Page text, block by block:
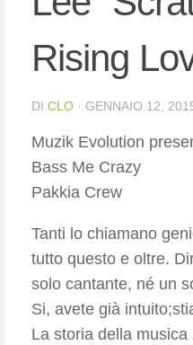
Rising
DI CLO · GENNAIO 12,
Muzik Evolution
Bass Me Crazy
Pakkia Crew
Tanti lo chiamano
tutto questo e oltre.
solo cantante, né un
Si, avete già
La storia della